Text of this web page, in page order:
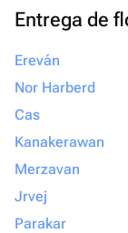
Entrega de
Ereván
Nor Harberd
Cas
Kanakerawan
Merzavan
Jrvej
Parakar